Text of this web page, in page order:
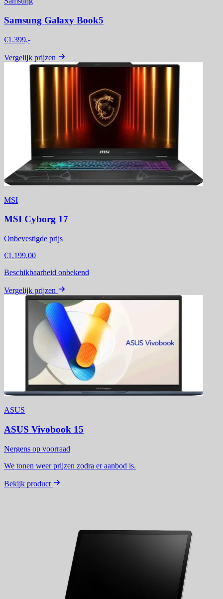
Samsung Galaxy Book5
€1.399,-
Vergelijk prijzen
MSI
MSI Cyborg 17
Onbevestigde prijs
€1.199,00
Beschikbaarheid onbekend
Vergelijk prijzen
ASUS
ASUS Vivobook 15
Nergens op voorraad
We tonen weer prijzen zodra er aanbod is.
Bekijk product